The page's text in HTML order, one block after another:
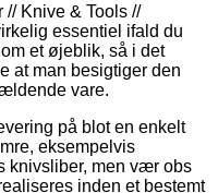
// Knive & Tools //
essentiel ifald du
et øjeblik, så i det
at man besigtiger den
vare.
på blot en enkelt
eksempelvis
knivsliber, men vær obs
inden et bestemt